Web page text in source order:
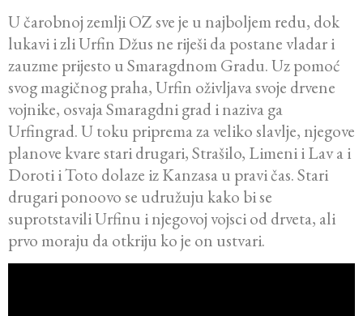
U čarobnoj zemlji OZ sve je u najboljem redu, dok
lukavi i zli Urfin Džus ne riješi da postane vladar i
zauzme prijesto u Smaragdnom Gradu. Uz pomoć
svog magičnog praha, Urfin oživljava svoje drvene
vojnike, osvaja Smaragdni grad i naziva ga
Urfingrad. U toku priprema za veliko slavlje, njegove
planove kvare stari drugari, Strašilo, Limeni i Lav a i
Doroti i Toto dolaze iz Kanzasa u pravi čas. Stari
drugari ponoovo se udružuju kako bi se
suprotstavili Urfinu i njegovoj vojsci od drveta, ali
prvo moraju da otkriju ko je on ustvari.